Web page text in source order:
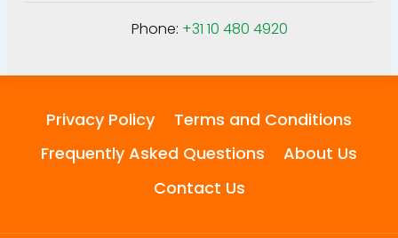
Phone: +31 10 480 4920
Privacy Policy
Terms and Conditions
Frequently Asked Questions
About Us
Contact Us